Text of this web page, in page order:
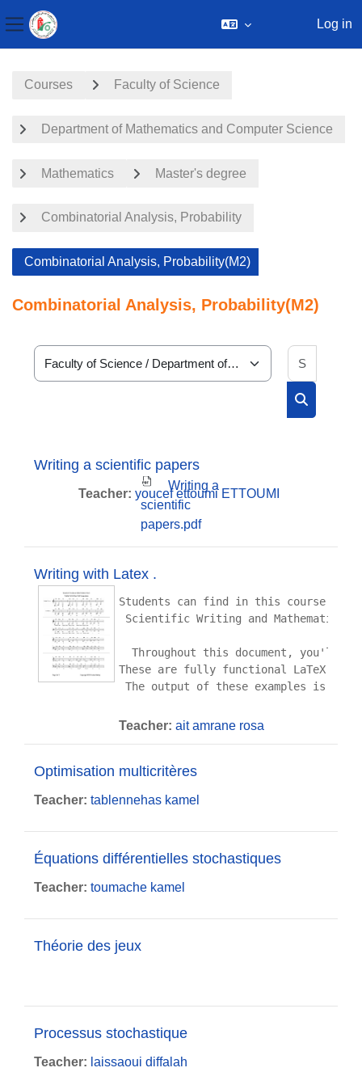
Side panel
Log in
Courses Faculty of Science
Department of Mathematics and Computer Science
Mathematics Master's degree
Combinatorial Analysis, Probability
Combinatorial Analysis, Probability(M2)
Combinatorial Analysis, Probability(M2)
Course categories
Writing a scientific papers
Writing a
scientific
papers.pdf
Teacher: youcef ettoumi ETTOUMI
Writing with Latex .
Students can find in this course a
Scientific Writing and Mathematical
Throughout this document, you'll
These are fully functional LaTeX
The output of these examples is
Teacher:ait amrane rosa
Optimisation multicritères
Teacher: tablennehas kamel
Équations différentielles stochastiques
Teacher: toumache kamel
Théorie des jeux
Processus stochastique
Teacher: laissaoui diffalah